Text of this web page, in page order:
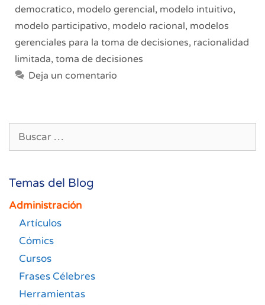
democratico, modelo gerencial, modelo intuitivo,
modelo participativo, modelo racional, modelos
gerenciales para la toma de decisiones, racionalidad
limitada, toma de decisiones
Deja un comentario
Buscar:
Temas del Blog
Administración
Artículos
Cómics
Cursos
Frases Célebres
Herramientas